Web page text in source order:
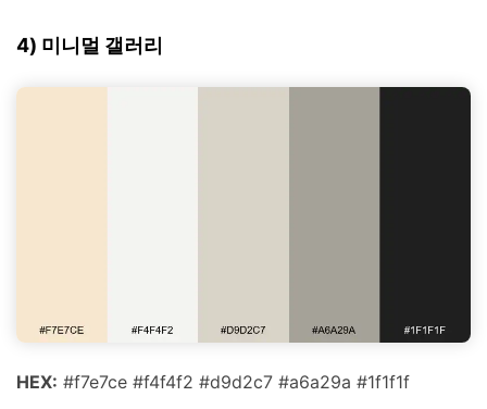
4) 미니멀 갤러리
HEX: #f7e7ce #f4f4f2 #d9d2c7 #a6a29a #1f1f1f